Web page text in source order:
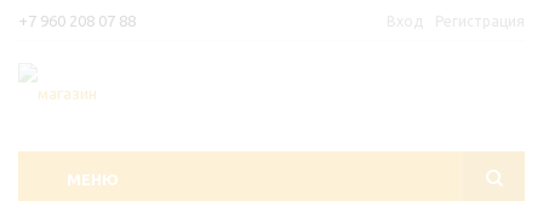
+7 960 208 07 88
МЕНЮ